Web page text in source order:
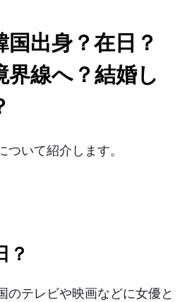
出身？在日？
界線へ？結婚し
いて紹介します。
？
のテレビや映画などに女優と